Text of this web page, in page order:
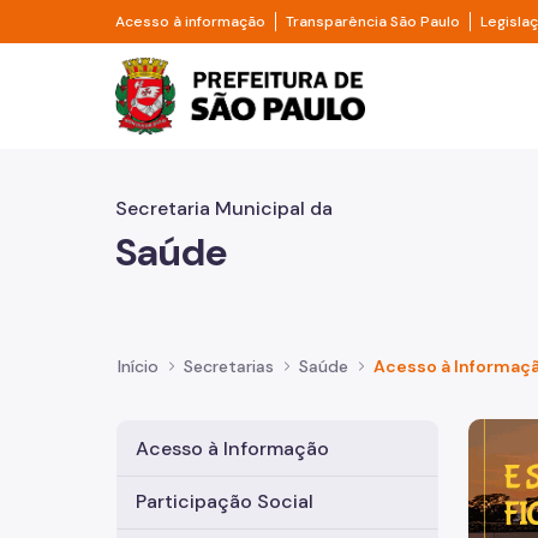
Pular para o Conteúdo principal
Acesso à informação Divisor de acesso à informação
Transparência São Paulo Divisor
Prefeitura de São
Secretaria Municipal da
Saúde
Início Secretarias Saúde Acesso à
Acesso à Informação
Participação Social